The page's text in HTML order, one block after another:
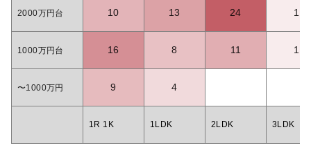
2000万円台 10 13 24 1
1000万円台 16 8 11 1
〜1000万円 9 4
1R 1K 1LDK 2LDK 3LDK